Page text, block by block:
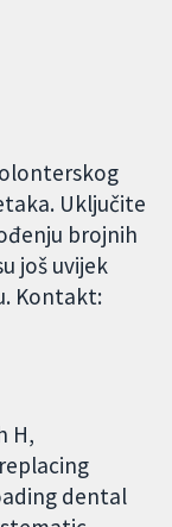
Uključite
brojnih
još uvijek
Kontakt:
H,
dental